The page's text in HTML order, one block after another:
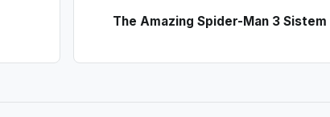
The Amazing Spider-Man 3